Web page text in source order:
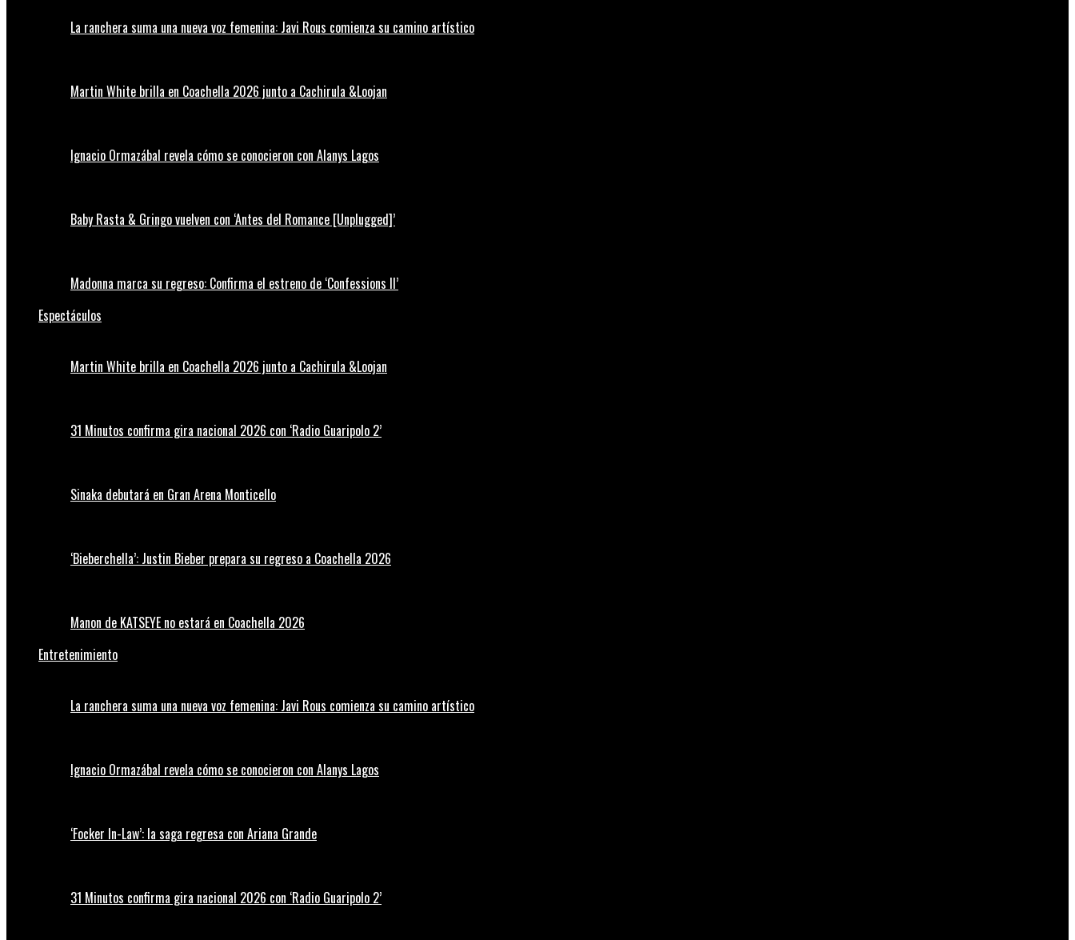
La ranchera suma una nueva voz femenina: Javi Rous comienza su camino artístico
Martin White brilla en Coachella 2026 junto a Cachirula &Loojan
Ignacio Ormazábal revela cómo se conocieron con Alanys Lagos
Baby Rasta & Gringo vuelven con ‘Antes del Romance [Unplugged]’
Madonna marca su regreso: Confirma el estreno de ‘Confessions II’
Espectáculos
Martin White brilla en Coachella 2026 junto a Cachirula &Loojan
31 Minutos confirma gira nacional 2026 con ‘Radio Guaripolo 2’
Sinaka debutará en Gran Arena Monticello
‘Bieberchella’: Justin Bieber prepara su regreso a Coachella 2026
Manon de KATSEYE no estará en Coachella 2026
Entretenimiento
La ranchera suma una nueva voz femenina: Javi Rous comienza su camino artístico
Ignacio Ormazábal revela cómo se conocieron con Alanys Lagos
‘Focker In-Law’: la saga regresa con Ariana Grande
31 Minutos confirma gira nacional 2026 con ‘Radio Guaripolo 2’